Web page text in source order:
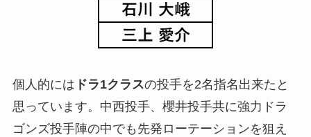
個人的には ドラ1クラスの投手を2名指名出来たと
思っています。中西投手、櫻井投手共に強力ドラ
ゴンズ投手陣の中でも先発ローテーションを狙え